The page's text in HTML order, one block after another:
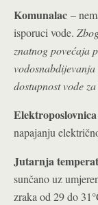
Komunalac –
isporuci vode.
znatnog povećaja
dostupnost vode
Elektroposlovnica
napajanju
Jutarnja
sunčano uz
zraka od 29 do